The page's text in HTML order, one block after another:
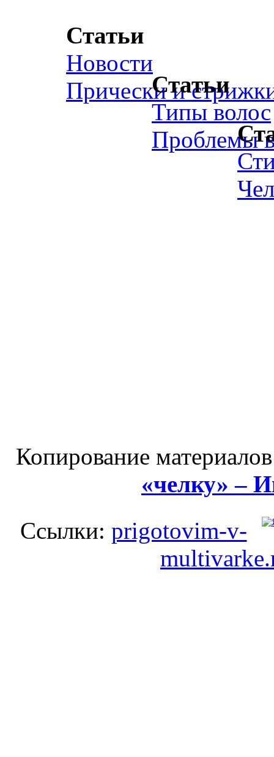
Статьи
Новости
Прически иСтатьи
Типы волос
Проблемы
Копирование
«челку» –
Ссылки: prigotovim-v-